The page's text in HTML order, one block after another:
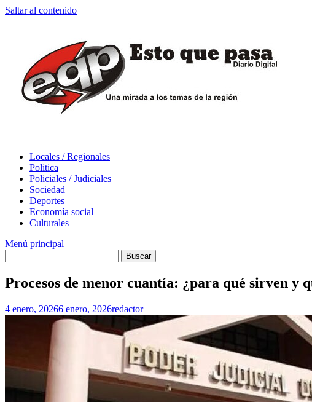
Saltar al contenido
Locales / Regionales
Politica
Policiales / Judiciales
Sociedad
Deportes
Economía social
Culturales
Menú principal
Procesos de menor cuantía: ¿para qué sirven y
4 enero, 20266 enero, 2026redactor